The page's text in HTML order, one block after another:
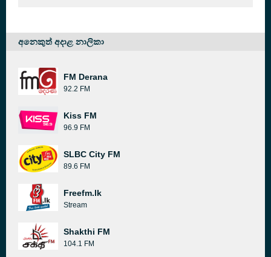
අනෙකුත් අදාළ නාලිකා
FM Derana
92.2 FM
Kiss FM
96.9 FM
SLBC City FM
89.6 FM
Freefm.lk
Stream
Shakthi FM
104.1 FM